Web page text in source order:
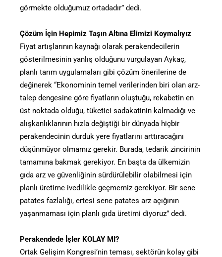
görmekte olduğumuz ortadadır” dedi.
Çözüm İçin Hepimiz Taşın Altına Elimizi Koymalıyız
Fiyat artışlarının kaynağı olarak perakendecilerin
gösterilmesinin yanlış olduğunu vurgulayan Aykaç,
planlı tarım uygulamaları gibi çözüm önerilerine de
değinerek “Ekonominin temel verilerinden biri olan arz-
talep dengesine göre fiyatların oluştuğu, rekabetin en
üst noktada olduğu, tüketici sadakatinin kalmadığı ve
alışkanlıklarının hızla değiştiği bir dünyada hiçbir
perakendecinin durduk yere fiyatlarını arttıracağını
düşünmüyor olmamız gerekir. Burada, tedarik zincirinin
tamamına bakmak gerekiyor. En başta da ülkemizin
gıda arz ve güvenliğinin sürdürülebilir olabilmesi için
planlı üretime ivedilikle geçmemiz gerekiyor. Bir sene
patates fazlalığı, ertesi sene patates arz açığının
yaşanmaması için planlı gıda üretimi diyoruz” dedi.
Perakendede İşler KOLAY MI?
Ortak Gelişim Kongresi’nin teması, sektörün kolay gibi